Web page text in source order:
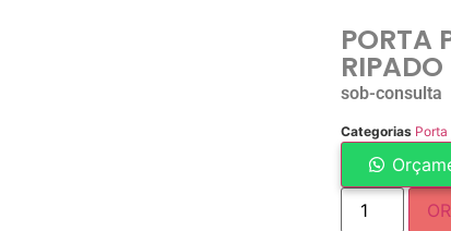
PORTA
RIPADO
sob-consulta
Categorias